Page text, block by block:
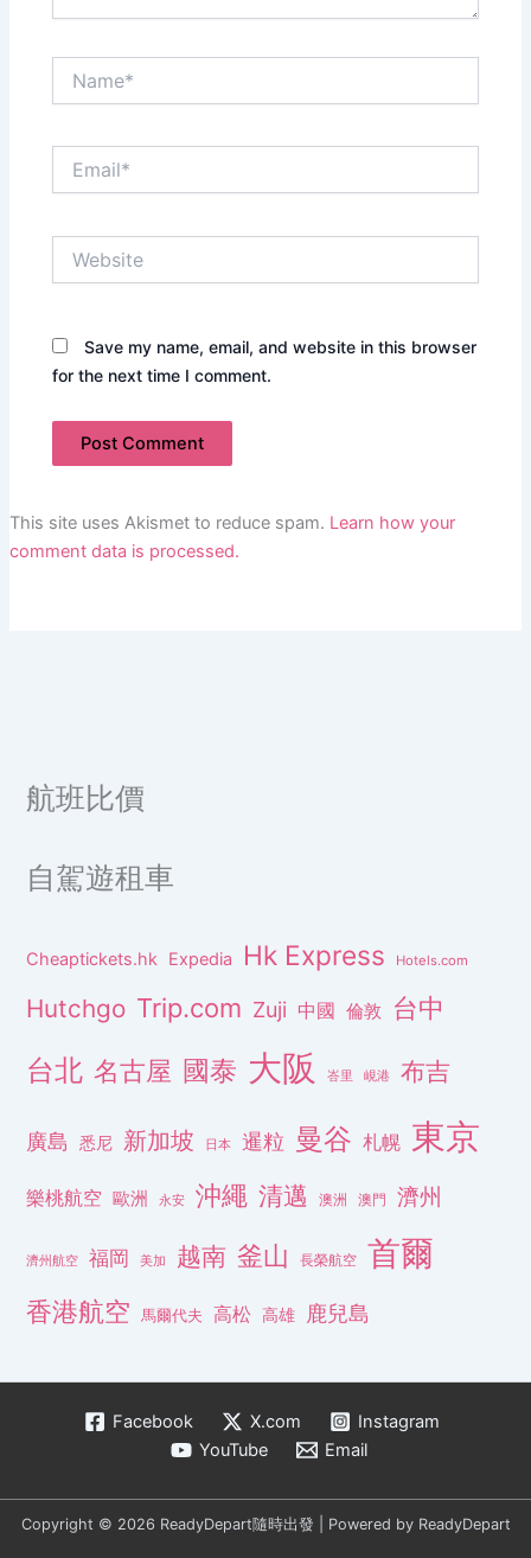
Save my name, email, and website in this browser
for the next time I comment.
This site uses Akismet to reduce spam. Learn how your
comment data is processed.
航班比價
自駕遊租車
Cheaptickets.hk Expedia Hk Express Hotels.com
Hutchgo Trip.com Zuji 中國 倫敦 台中
台北 名古屋 國泰 大阪 峇里 峴港 布吉
廣島 悉尼 新加坡 日本 暹粒 曼谷 札幌 東京
樂桃航空 歐洲 永安 沖繩 清邁 澳洲 澳門 濟州
濟州航空 福岡 美加 越南 釜山 長榮航空 首爾
香港航空 馬爾代夫 高松 高雄 鹿兒島
Facebook X.com
Instagram
YouTube
Email
Copyright © 2026 ReadyDepart隨時出發 | Powered by ReadyDepart